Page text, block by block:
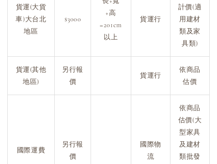
貨運(大貨
車)大台北
地區
$3000
+高
=201cm
以上
貨運行
計價(適
用建材
類及家
具類)
貨運(其他
地區)
另行報
價
貨運行
依商品
估價
國際運費
另行報
價
國際物
流
依商品
估價(大
型家具
及建材
類批發